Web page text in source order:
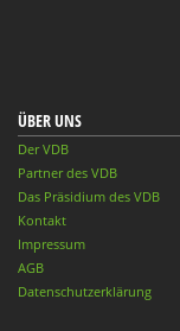
ÜBER UNS
Der VDB
Partner des VDB
Das Präsidium des VDB
Kontakt
Impressum
AGB
Datenschutzerklärung